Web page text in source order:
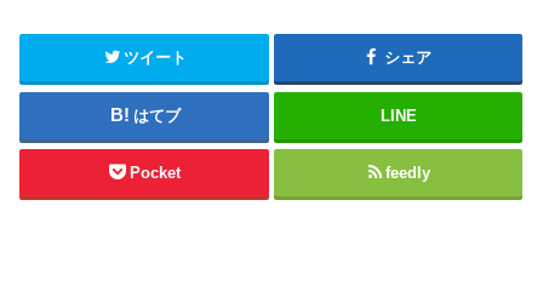
ツイート シェア
はてブ LINE
Pocket feedly